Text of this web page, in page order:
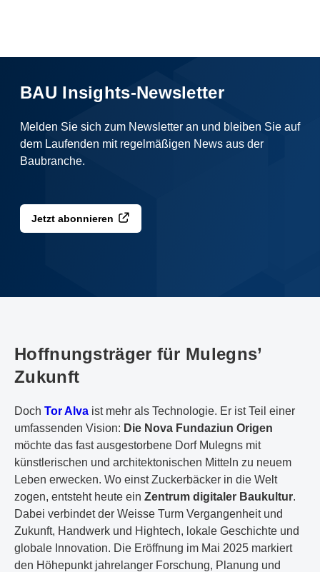
BAU Insights-Newsletter
Melden Sie sich zum Newsletter an und bleiben Sie auf
dem Laufenden mit regelmäßigen News aus der
Baubranche.
Jetzt abonnieren
Hoffnungsträger für Mulegns’
Zukunft
Doch Tor Alva ist mehr als Technologie. Er ist Teil einer
umfassenden Vision: Die Nova Fundaziun Origen
möchte das fast ausgestorbene Dorf Mulegns mit
künstlerischen und architektonischen Mitteln zu neuem
Leben erwecken. Wo einst Zuckerbäcker in die Welt
zogen, entsteht heute ein Zentrum digitaler Baukultur.
Dabei verbindet der Weisse Turm Vergangenheit und
Zukunft, Handwerk und Hightech, lokale Geschichte und
globale Innovation. Die Eröffnung im Mai 2025 markiert
den Höhepunkt jahrelanger Forschung, Planung und